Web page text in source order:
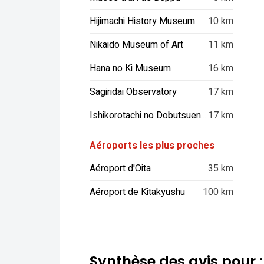
Hijimachi History Museum
10 km
Nikaido Museum of Art
11 km
Hana no Ki Museum
16 km
Sagiridai Observatory
17 km
Ishikorotachi no Dobutsuen Museum17 km
Aéroports les plus proches
Aéroport d'Oita
35 km
Aéroport de Kitakyushu
100 km